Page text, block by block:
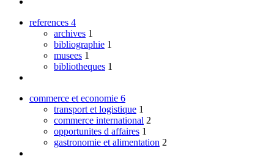
references 4
archives 1
bibliographie 1
musees 1
bibliotheques 1
commerce et economie 6
transport et logistique 1
commerce international 2
opportunites d affaires 1
gastronomie et alimentation 2